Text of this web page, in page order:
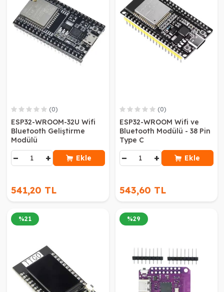
(0)
ESP32-WROOM-32U Wifi
Bluetooth Geliştirme
Modülü
− + Ekle
541,20 TL
(0)
ESP32-WROOM Wifi ve
Bluetooth Modülü - 38 Pin
Type C
− + Ekle
543,60 TL
%21 %29